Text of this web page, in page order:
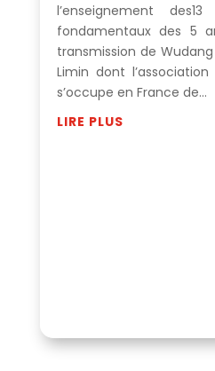
l’enseignement
fondamentaux des 5
transmission de Wudang
Limin dont
s’occupe en France de...
LIRE PLUS